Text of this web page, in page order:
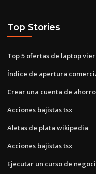
Top Stories
Top 5 ofertas de laptop
Índice de apertura
Crear una cuenta de
Acciones bajistas tsx
Aletas de plata wikipedia
Acciones bajistas tsx
Ejecutar un curso de